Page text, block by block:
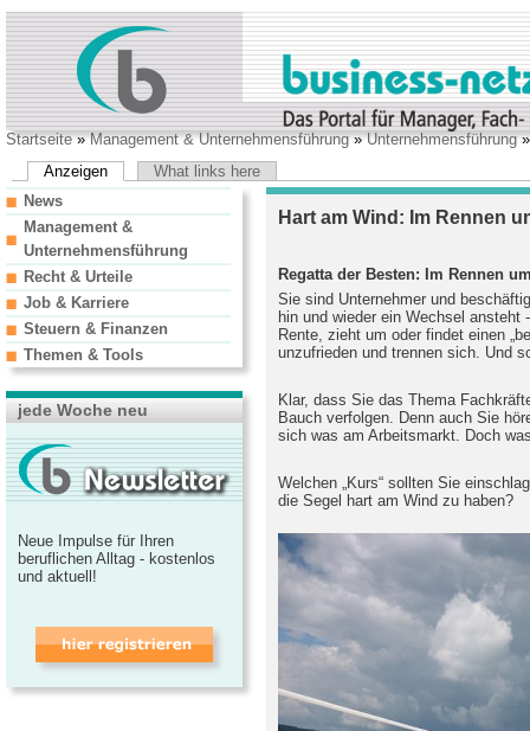
Startseite»Management & Unternehmensführung»Unternehmensführung»
Anzeigen
What links here
Hart am Wind: Im Rennen
Regatta der Besten: Im Rennen
Sie sind Unternehmer und
hin und wieder ein Wechsel ansteht
Rente, zieht um oder findet einen
unzufrieden und trennen sich. Und
Klar, dass Sie das Thema
Bauch verfolgen. Denn auch Sie
sich was am Arbeitsmarkt. Doch
Welchen „Kurs“ sollten Sie
die Segel hart am Wind zu haben?
News
Management &
Unternehmensführung
Recht & Urteile
Job & Karriere
Steuern & Finanzen
Themen & Tools
jede Woche neu
Neue Impulse für Ihren
beruflichen Alltag - kostenlos
und aktuell!